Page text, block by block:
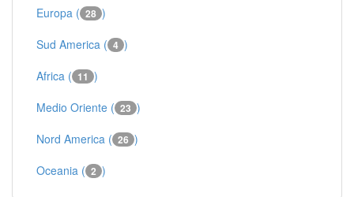
Europa ( 28 )
Sud America ( 4 )
Africa ( 11 )
Medio Oriente ( 23 )
Nord America ( 26 )
Oceania ( 2 )